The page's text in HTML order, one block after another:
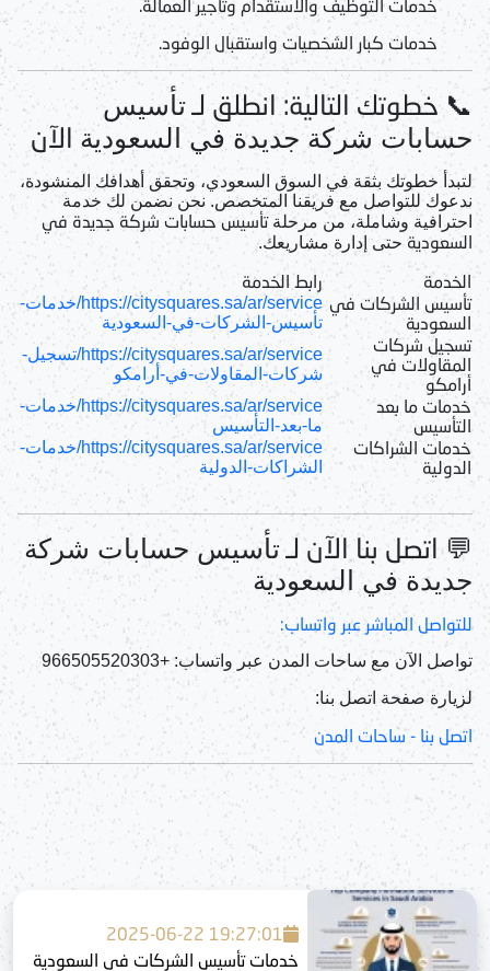
خدمات التوظيف والاستقدام وتأجير العمالة.
خدمات كبار الشخصيات واستقبال الوفود.
📞 خطوتك التالية: انطلق لـتأسيس
حسابات شركة جديدة في السعوديةالآن
لتبدأ خطوتك بثقة في السوق السعودي، وتحقق أهدافك المنشودة،
ندعوك للتواصل مع فريقنا المتخصص. نحن نضمن لك خدمة
احترافية وشاملة، من مرحلةتأسيس حسابات شركة جديدة في
السعودية حتى إدارة مشاريعك.
الخدمة
رابط الخدمة
تأسيس الشركات في
السعودية
https://citysquares.sa/ar/service/خدمات-
تأسيس-الشركات-في-السعودية
تسجيل شركات
المقاولات في
أرامكو
https://citysquares.sa/ar/service/تسجيل-
شركات-المقاولات-في-أرامكو
خدمات ما بعد
التأسيس
https://citysquares.sa/ar/service/خدمات-
ما-بعد-التأسيس
خدمات الشراكات
الدولية
https://citysquares.sa/ar/service/خدمات-
الشراكات-الدولية
💬 اتصل بنا الآن لـ تأسيس حسابات شركة
جديدة في السعودية
للتواصل المباشر عبر واتساب:
تواصل الآن مع ساحات المدن عبر واتساب: +966505520303
لزيارة صفحة اتصل بنا:
اتصل بنا - ساحات المدن
2025-06-22 19:27:01
خدمات تأسيس الشركات في السعودية